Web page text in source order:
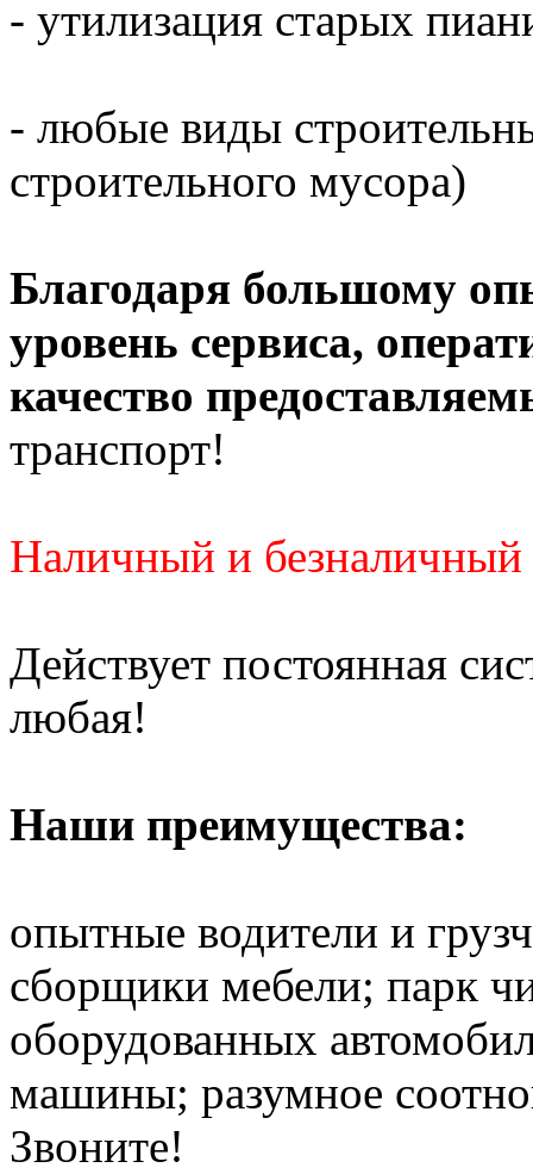
- утилизация старых
- любые виды
строительного мусора)
Благодаря большому
уровень сервиса,
качество
транспорт!
Наличный и безналичный
Действует постоянная
любая!
Наши преимущества:
опытные водители и
сборщики мебели; парк
оборудованных
машины; разумное
Звоните!